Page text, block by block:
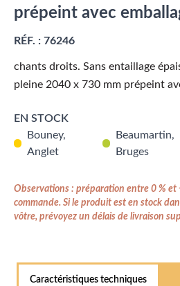
prépeint avec
RÉF. : 76246
chants droits. Sans entaillage
pleine 2040 x 730 mm prépeint
EN STOCK
Bouney,
Anglet
Beaumartin,
Bruges
Observations : préparation entre 0 % et
commande. Si le produit est en stock
vôtre, prévoyez un délais de livraison
Caractéristiques techniques